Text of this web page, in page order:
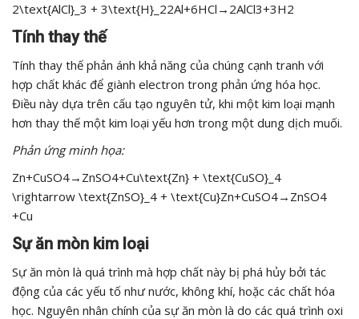
2\text{AlCl}_3 + 3\text{H}_22Al+6HCl→2AlCl3​+3H2​
Tính thay thế
Tính thay thế phản ánh khả năng của chúng cạnh tranh với
hợp chất khác để giành electron trong phản ứng hóa học.
Điều này dựa trên cấu tạo nguyên tử, khi một kim loại mạnh
hơn thay thế một kim loại yếu hơn trong một dung dịch muối.
Phản ứng minh họa:
Zn+CuSO4→ZnSO4+Cu\text{Zn} + \text{CuSO}_4
\rightarrow \text{ZnSO}_4 + \text{Cu}Zn+CuSO4​→ZnSO4​
+Cu
Sự ăn mòn kim loại
Sự ăn mòn là quá trình mà hợp chất này bị phá hủy bởi tác
động của các yếu tố như nước, không khí, hoặc các chất hóa
học. Nguyên nhân chính của sự ăn mòn là do các quá trình oxi